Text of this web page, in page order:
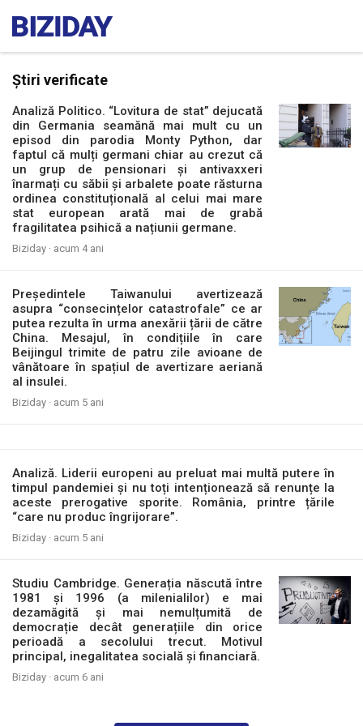
Știri verificate
Analiză Politico. “Lovitura de stat” dejucată
din Germania seamănă mai mult cu un
episod din parodia Monty Python, dar
faptul că mulți germani chiar au crezut că
un grup de pensionari și antivaxxeri
înarmați cu săbii și arbalete poate răsturna
ordinea constituțională al celui mai mare
stat european arată mai de grabă
fragilitatea psihică a națiunii germane.
Biziday · acum 4 ani
Președintele Taiwanului avertizează
asupra “consecințelor catastrofale” ce ar
putea rezulta în urma anexării țării de către
China. Mesajul, în condițiile în care
Beijingul trimite de patru zile avioane de
vânătoare în spațiul de avertizare aeriană
al insulei.
Biziday · acum 5 ani
Analiză. Liderii europeni au preluat mai multă putere în
timpul pandemiei și nu toți intenționează să renunțe la
aceste prerogative sporite. România, printre țările
“care nu produc îngrijorare”.
Biziday · acum 5 ani
Studiu Cambridge. Generația născută între
1981 și 1996 (a milenialilor) e mai
dezamăgită și mai nemulțumită de
democrație decât generațiile din orice
perioadă a secolului trecut. Motivul
principal, inegalitatea socială și financiară.
Biziday · acum 6 ani